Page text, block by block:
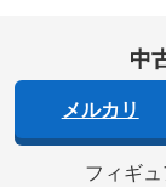
中
メルカリ
フィギ